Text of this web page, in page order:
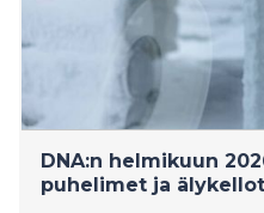
DNA:n helmikuun
puhelimet ja älykellot